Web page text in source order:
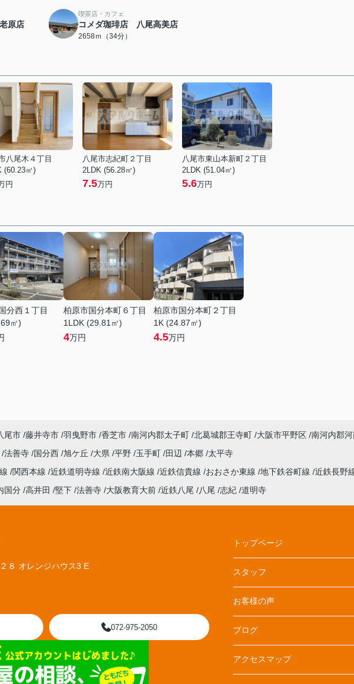
原店
喫茶店・カフェ
コメダ珈琲店 八尾高美店
2658ｍ（34分）
八尾木４丁目
(60.23㎡)
円
八尾市志紀町２丁目
2LDK (56.28㎡)
7.5万円
八尾市東山本新町２丁目
2LDK (51.04㎡)
5.6万円
分西１丁目
㎡)
柏原市国分本町６丁目
1LDK (29.81㎡)
4万円
柏原市国分本町２丁目
1K (24.87㎡)
4.5万円
尾市 藤井寺市 羽曳野市 香芝市 南河内郡太子町 北葛城郡王寺町 大阪市平野区 南河内郡
法善寺 国分西 旭ケ丘 大県 平野 玉手町 田辺 本郷 太平寺
関西本線 近鉄道明寺線 近鉄南大阪線 近鉄信貴線 おおさか東線 地下鉄谷町線 近鉄長野
国分 高井田 堅下 法善寺 大阪教育大前 近鉄八尾 八尾 志紀 道明寺
８ オレンジハウス3 E
072-975-2050
トップページ
スタッフ
お客様の声
ブログ
アクセスマップ